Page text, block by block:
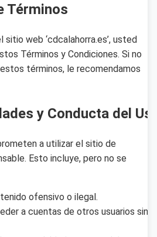
Términos
web ‘cdcalahorra.es’, usted
Términos y Condiciones. Si no
términos, le recomendamos
y Conducta del
a utilizar el sitio de
Esto incluye, pero no se
ofensivo o ilegal.
a cuentas de otros usuarios sin